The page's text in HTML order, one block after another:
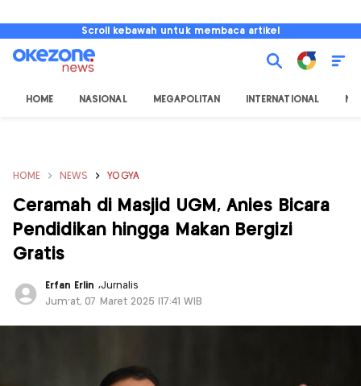
Scroll kebawah untuk membaca artikel
HOME NASIONAL MEGAPOLITAN INTERNATIONAL
HOME NEWS YOGYA
Ceramah di Masjid UGM, Anies Bicara
Pendidikan hingga Makan Bergizi
Gratis
Erfan Erlin ,Jurnalis
Jum'at, 07 Maret 2025 |17:41 WIB